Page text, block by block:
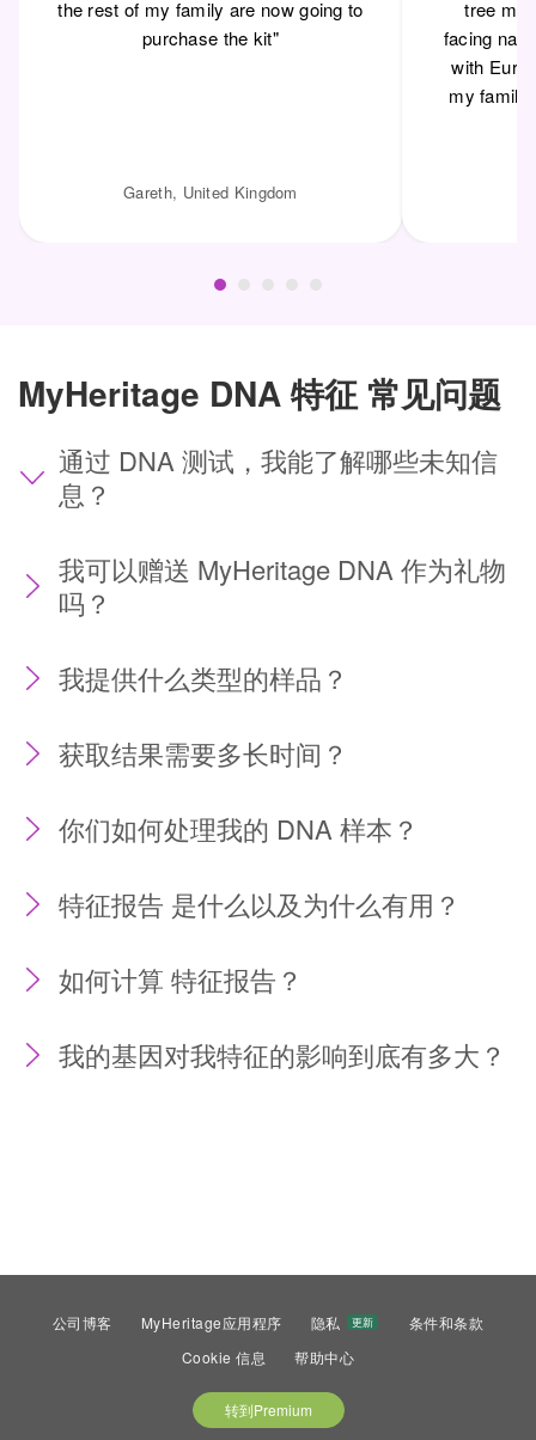
the rest of my family are now going to
purchase the kit"
Gareth, United Kingdom
tree
facing
with
my family
MyHeritage DNA 特征 常见问题
通过 DNA 测试，我能了解哪些未知信
息？
分段的亲属，这些 DNA 分段遗传自同一共同祖先。
您还将揭示您的祖先遍布 79 个地理地区和 2114 个
果可能会包含一些惊喜。
我可以赠送 MyHeritage DNA 作为礼物
吗？
我提供什么类型的样品？
获取结果需要多长时间？
你们如何处理我的 DNA 样本？
特征报告 是什么以及为什么有用？
如何计算 特征报告？
我的基因对我特征的影响到底有多大？
公司博客 MyHeritage应用程序 隐私 更新
条件和条款
Cookie 信息
帮助中心
转到Premium